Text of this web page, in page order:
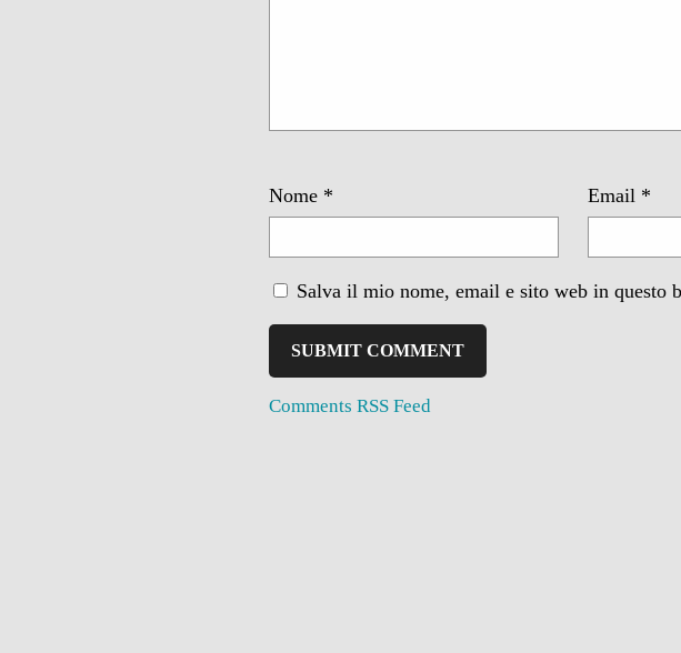
Nome * Email *
Salva il mio nome, email e sito web in questo
Comments RSS Feed